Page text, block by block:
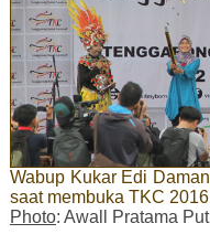
Wabup Kukar Edi
saat membuka TKC 2016
Photo: Awall Pratama